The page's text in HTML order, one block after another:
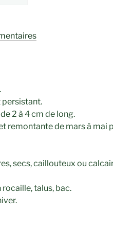
persistant.
2 à 4 cm de long.
remontante de mars à mai
secs, caillouteux ou
talus, bac.